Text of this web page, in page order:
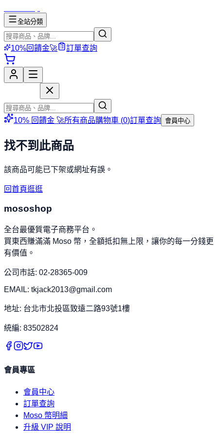
全站分類
10%回饋金🚀 訂單查詢
10% 回饋金 🚀所有商品購物車 (0)訂單查詢 會員中心
找不到此商品
該商品可能已下架或網址有誤。
回首頁逛逛
mososhop
全台最優質電子商務平台。
買東西賺滿滿 Moso 幣，全額抵扣無上限，讓你的每一分錢更
有價值。
公司市話: 02-28365-009
EMAIL: tkjack2013@gmail.com
地址: 台北市北投區致遠二路93號1樓
統編: 83502824
會員專區
會員中心
訂單查詢
Moso 幣明細
升級 VIP 說明